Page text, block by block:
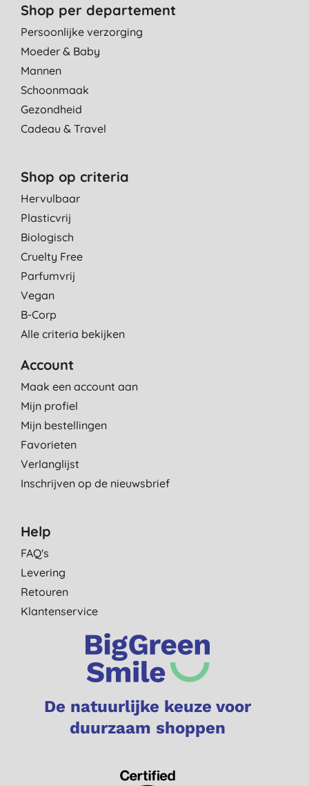
Shop per departement
Persoonlijke verzorging
Moeder & Baby
Mannen
Schoonmaak
Gezondheid
Cadeau & Travel
Shop op criteria
Hervulbaar
Plasticvrij
Biologisch
Cruelty Free
Parfumvrij
Vegan
B-Corp
Alle criteria bekijken
Account
Maak een account aan
Mijn profiel
Mijn bestellingen
Favorieten
Verlanglijst
Inschrijven op de nieuwsbrief
Help
FAQ's
Levering
Retouren
Klantenservice
De natuurlijke keuze voor
duurzaam shoppen